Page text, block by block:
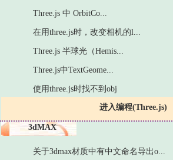
进入编程(Three.js)
Three.js 中 OrbitCo...
在用three.js时，改变相机的l...
Three.js 半球光（Hemis...
Three.js中TextGeome...
使用three.js时找不到obj
3dMAX
关于3dmax材质中有中文命名导出o...